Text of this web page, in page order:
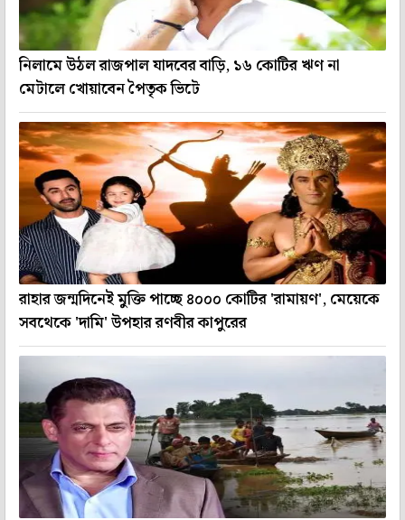
নিলামে উঠল রাজপাল যাদবের বাড়ি, ১৬ কোটির ঋণ না
মেটালে খোয়াবেন পৈতৃক ভিটে
রাহার জন্মদিনেই মুক্তি পাচ্ছে ৪০০০ কোটির 'রামায়ণ', মেয়েকে
সবথেকে 'দামি' উপহার রণবীর কাপুরের